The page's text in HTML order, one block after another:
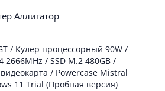
Аллигатор
/ Кулер процессорный 90W /
2666MHz / SSD M.2 480GB /
/ Powercase Mistral
11 Trial (Пробная версия)